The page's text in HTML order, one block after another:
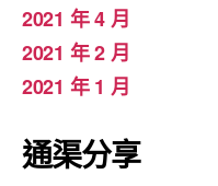
2021 年 4 月
2021 年 2 月
2021 年 1 月
通渠分享